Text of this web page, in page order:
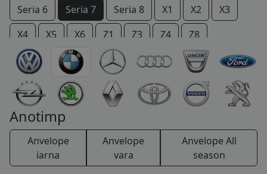
CONTACT
COS (
0 PRODUSE
Seria 6
Seria 7 Seria 8 X1 X2
X3
X4
X5 X6 Z1 Z3 Z4 Z8
Anotimp
Anvelope
iarna
Anvelope
vara
Anvelope All
season